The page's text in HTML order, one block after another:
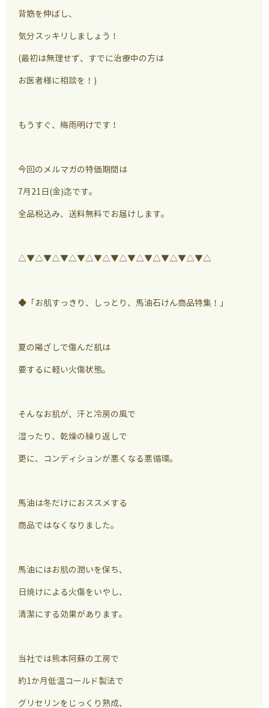
背筋を伸ばし、
気分スッキリしましょう！
(最初は無理せず、すでに治療中の方は
お医者様に相談を！)
もうすぐ、梅雨明けです！
今回のメルマガの特価期間は
7月21日(金)迄です。
全品税込み、送料無料でお届けします。
△▼△▼△▼△▼△▼△▼△▼△▼△▼△▼△▼△
◆「お肌すっきり、しっとり、馬油石けん商品特集！」
夏の陽ざしで傷んだ肌は
要するに軽い火傷状態。
そんなお肌が、汗と冷房の風で
湿ったり、乾燥の繰り返しで
更に、コンディションが悪くなる悪循環。
馬油は冬だけにおススメする
商品ではなくなりました。
馬油にはお肌の潤いを保ち、
日焼けによる火傷をいやし、
清潔にする効果があります。
当社では熊本阿蘇の工房で
約1か月低温コールド製法で
グリセリンをじっくり熟成、